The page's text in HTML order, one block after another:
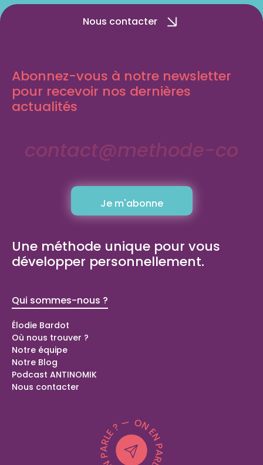
Nous contacter
Abonnez-vous à notre newsletter
pour recevoir nos dernières
actualités
Une méthode unique pour vous
développer personnellement.
Qui sommes-nous ?
Élodie Bardot
Où nous trouver ?
Notre équipe
Notre Blog
Podcast ANTINOMIK
Nous contacter
Bilans de
Bilan de compétences Domont (95)
Bilan de compétences Langolen (29)
Bilan de compétences Peillonnex (74)
Coaching spécial parents